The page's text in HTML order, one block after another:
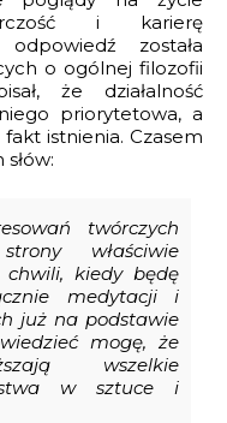
i karierę
została
o ogólnej filozofii
że działalność
priorytetowa, a
istnienia. Czasem
twórczych
właściwie
chwili, kiedy będę
medytacji i
już na podstawie
mogę, że
wszelkie
w sztuce i